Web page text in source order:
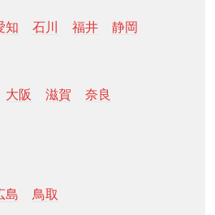
知 石川 福井 静岡
大阪 滋賀 奈良
島 鳥取